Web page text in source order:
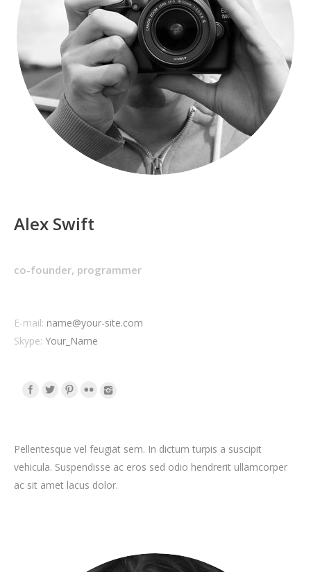
Alex Swift
co-founder, programmer
E-mail: name@your-site.com
Skype: Your_Name
Pellentesque vel feugiat sem. In dictum turpis a suscipit
vehicula. Suspendisse ac eros sed odio hendrerit ullamcorper
ac sit amet lacus dolor.